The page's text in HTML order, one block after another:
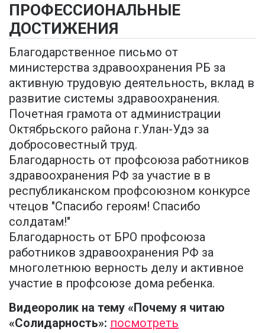
ПРОФЕССИОНАЛЬНЫЕ
ДОСТИЖЕНИЯ
Благодарственное письмо от
министерства здравоохранения РБ за
активную трудовую деятельность, вклад в
развитие системы здравоохранения.
Почетная грамота от администрации
Октябрьского района г.Улан-Удэ за
добросовестный труд.
Благодарность от профсоюза работников
здравоохранения РФ за участие в в
республиканском профсоюзном конкурсе
чтецов "Спасибо героям! Спасибо
солдатам!"
Благодарность от БРО профсоюза
работников здравоохранения РФ за
многолетнюю верность делу и активное
участие в профсоюзе дома ребенка.
Видеоролик на тему «Почему я читаю
«Солидарность»: посмотреть